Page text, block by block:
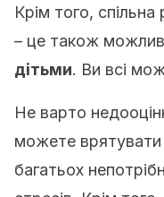
Крім того,
– це також
дітьми. Ви всі
Не варто
можете врятувати
багатьох